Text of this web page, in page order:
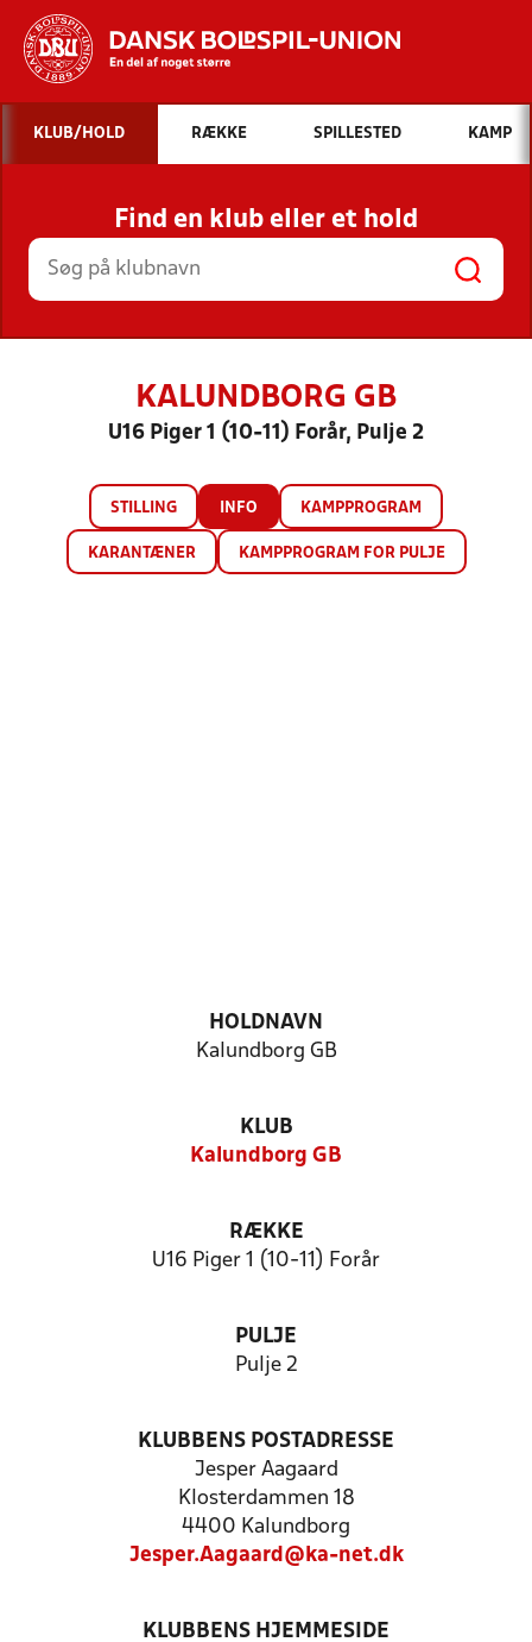
Hvad vil du søge efter?
INDHOLD OG NYHEDER
STILLINGER, RESULTATER, KLUBBER OG
HOLD
KLUB/HOLD RÆKKE SPILLESTED KAMP
Find en klub eller et hold
KALUNDBORG GB
U16 Piger 1 (10-11) Forår, Pulje 2
STILLING INFO KAMPPROGRAM
KARANTÆNER KAMPPROGRAM FOR PULJE
HOLDNAVN
Kalundborg GB
KLUB
Kalundborg GB
RÆKKE
U16 Piger 1 (10-11) Forår
PULJE
Pulje 2
KLUBBENS POSTADRESSE
Jesper Aagaard
Klosterdammen 18
4400 Kalundborg
Jesper.Aagaard@ka-net.dk
KLUBBENS HJEMMESIDE